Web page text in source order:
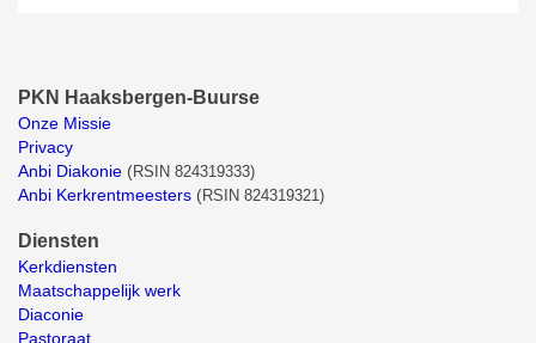
PKN Haaksbergen-Buurse
Onze Missie
Privacy
Anbi Diakonie (RSIN 824319333)
Anbi Kerkrentmeesters (RSIN 824319321)
Diensten
Kerkdiensten
Maatschappelijk werk
Diaconie
Pastoraat